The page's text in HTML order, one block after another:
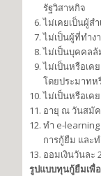
รัฐวิสาหกิจ
ไม่เคยเป็นผู้ส
ไม่เป็นผู้ที่ทำง
ไม่เป็นบุคคลล้
ไม่เป็นหรือเค
โดยประมาท
ไม่เป็นหรือเค
อายุ ณ วันสมัค
ทำ e-
การกู้ยืม และ
ออมเงินวันละ
รูปแบบทุนกู้ยืมเพื่